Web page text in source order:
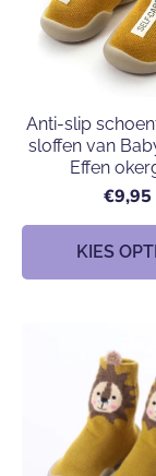
Anti-slip
sloffen van
Effen
€9,95
KIES